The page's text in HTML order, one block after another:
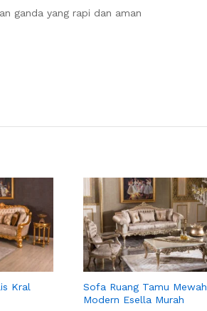
ganda yang rapi dan aman
Kral
Sofa Ruang Tamu Mewah
Modern Esella Murah